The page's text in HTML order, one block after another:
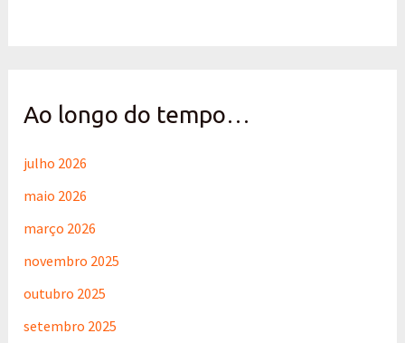
Ao longo do tempo…
julho 2026
maio 2026
março 2026
novembro 2025
outubro 2025
setembro 2025